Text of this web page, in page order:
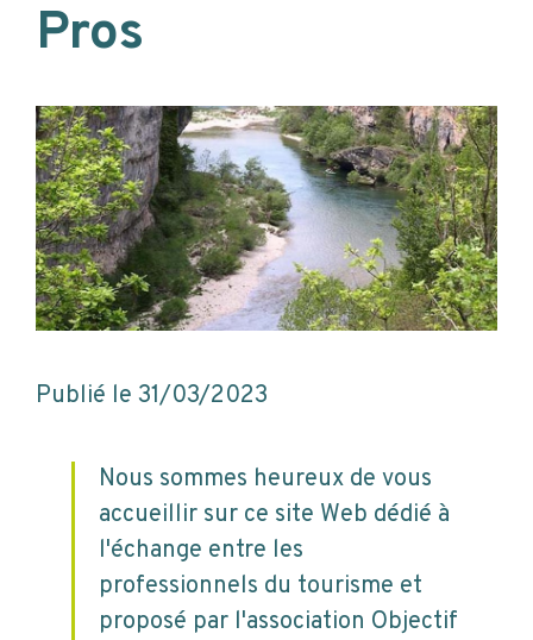
Pros
Publié le 31/03/2023
Nous sommes heureux de vous
accueillir sur ce site Web dédié à
l'échange entre les
professionnels du tourisme et
proposé par l'association Objectif